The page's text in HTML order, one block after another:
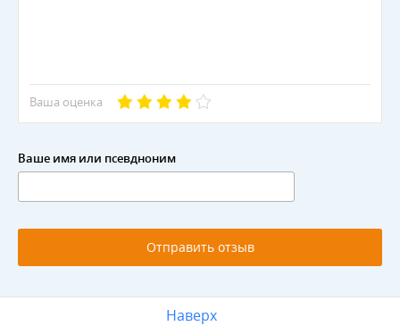
Ваша оценка
Ваше имя или псевдноним
Отправить отзыв
Наверх